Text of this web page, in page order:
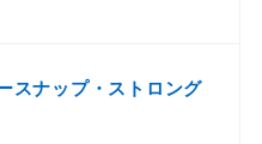
スナップ・ストロング